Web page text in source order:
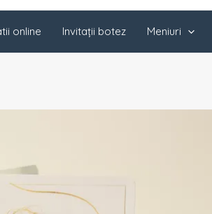
online Invitații botez Meniuri